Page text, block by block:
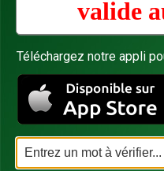
valide
Téléchargez notre appli